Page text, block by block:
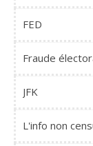
FED
Fraude
JFK
L'info non